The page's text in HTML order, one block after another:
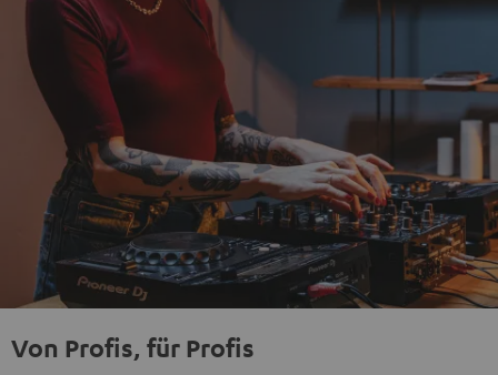
Von Profis, für Profis